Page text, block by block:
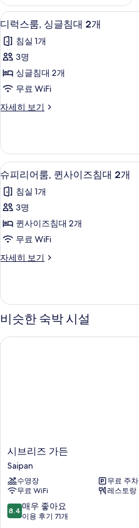
디
럭
스
룸,
싱
침
2
개
사
진
모
두
보
기
13
디럭스룸, 싱글침대 2개
침실 1개
3명
싱글침대 2개
무료 WiFi
자세히 보기
디
싱
글
침
대
2
개
세
히
기
슈
피
리
어
룸,
사
즈
침
대
2
기
15
슈피리어룸, 퀸사이즈침대 2개
침실 1개
3명
퀸사이즈침대 2개
무료 WiFi
자세히 보기
슈
룸,
퀸
사
즈
비슷한 숙박 시설
시
브
리
즈
가
든
Saipan
시브리즈 가든
Saipan
수영장
무료 주차
무료 WiFi
레스토랑
10
점
8.4 매우 좋아요
이용 후기 71개
시브리즈 가든